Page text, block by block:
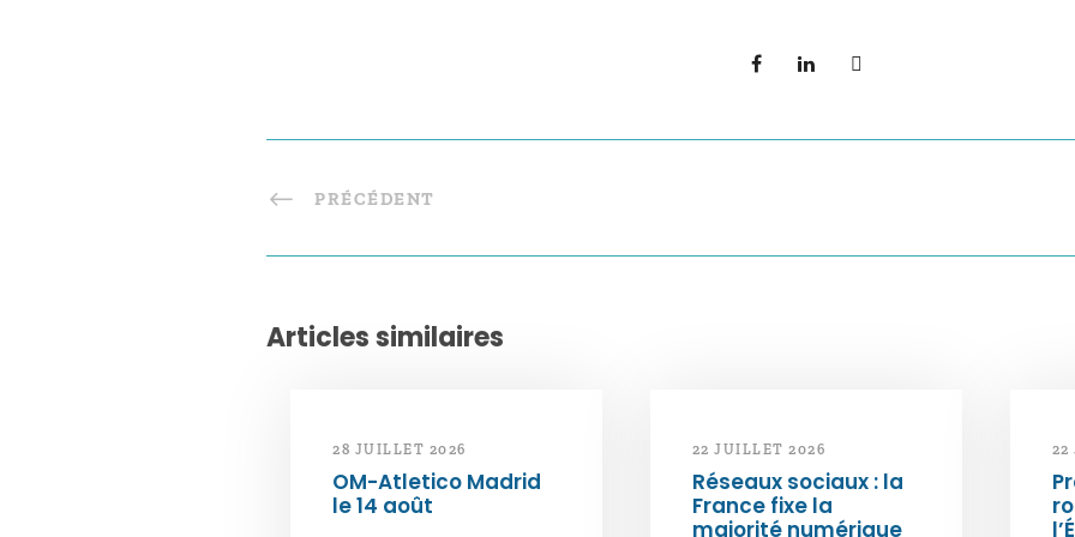
PRÉCÉDENT
Articles similaires
28 JUILLET 2026
OM-Atletico Madrid
le 14 août
22 JUILLET 2026
Réseaux sociaux : la
France fixe la
majorité numérique
22